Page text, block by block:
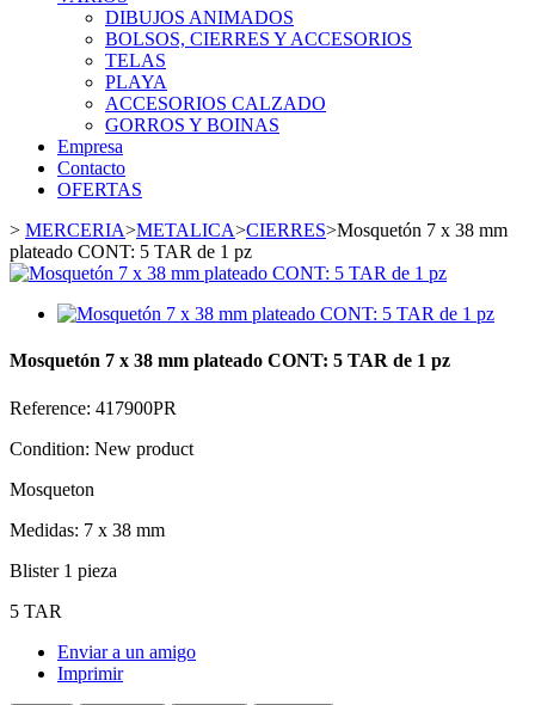
DIBUJOS ANIMADOS
BOLSOS, CIERRES Y ACCESORIOS
TELAS
PLAYA
ACCESORIOS CALZADO
GORROS Y BOINAS
Empresa
Contacto
OFERTAS
> MERCERIA>METALICA>CIERRES>Mosquetón 7 x 38 mm
plateado CONT: 5 TAR de 1 pz
Mosquetón 7 x 38 mm plateado CONT: 5 TAR de 1 pz
Reference: 417900PR
Condition: New product
Mosqueton
Medidas: 7 x 38 mm
Blister 1 pieza
5 TAR
Enviar a un amigo
Imprimir